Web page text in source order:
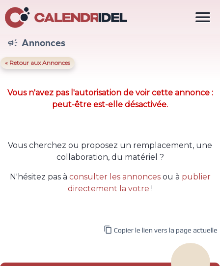
 Annonces
« Retour aux Annonces
Vous n'avez pas l'autorisation de voir cette annonce :
peut-être est-elle désactivée.
Vous cherchez ou proposez un remplacement, une
collaboration, du matériel ?
N'hésitez pas à consulter les annoncesou à publier
directement la votre !

 Copier le lien vers la page actuelle